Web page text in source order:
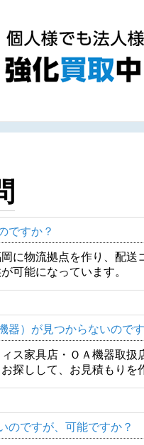
ですか？
に物流拠点を作り、配
可能になっています。
器）が見つからないので
ス家具店・ＯＡ機器取
探しして、お見積もりを
のですが、可能ですか？